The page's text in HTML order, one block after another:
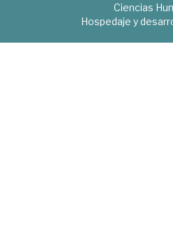
Ciencias
Hospedaje y